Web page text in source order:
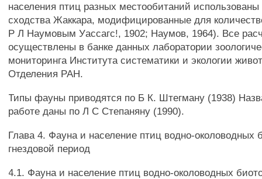
населения птиц разных местообитаний
сходства Жаккара, модифицированные для
Р Л Наумовым Уассагс!, 1902; Наумов, 1964). Все
осуществлены в банке данных лаборатории
мониторинга Института систематики и экологии
Отделения РАН.
Типы фауны приводятся по Б К. Штегману (1938)
работе даны по Л С Степаняну (1990).
Глава 4. Фауна и население птиц водно-околоводных
гнездовой период
4.1. Фауна и население птиц водно-околоводных